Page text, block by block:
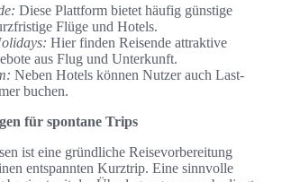
Diese Plattform bietet häufig günstige
Flüge und Hotels.
Hier finden Reisende attraktive
aus Flug und Unterkunft.
Neben Hotels können Nutzer auch Last-
buchen.
für spontane Trips
ist eine gründliche Reisevorbereitung
entspannten Kurztrip. Eine sinnvolle